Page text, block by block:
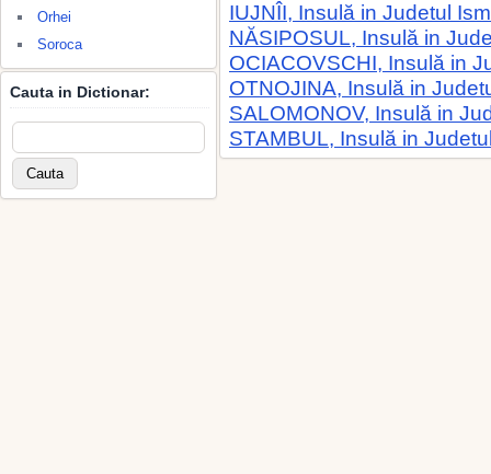
Orhei
Soroca
Cauta in Dictionar:
IUJNÎI, Insulă in Judetul
NĂSIPOSUL, Insulă in
OCIACOVSCHI, Insulă in
OTNOJINA, Insulă in
SALOMONOV, Insulă in
STAMBUL, Insulă in